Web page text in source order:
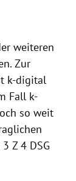
weiteren
Zur
k-digital
Fall k-
so weit
Z 4 DSG